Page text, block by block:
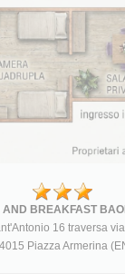
AND BREAKFAST
16 traversa
Piazza Armerina